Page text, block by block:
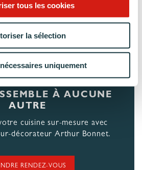
tous les cookies
la sélection
uniquement
UNE CUISINE
À AUCUNE
AUTRE
cuisine sur-mesure avec
décorateur Arthur Bonnet.
RENDEZ-VOUS